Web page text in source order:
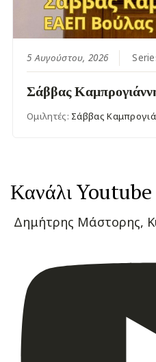
5 Αυγούστου, 2026
Σάββας
Ομιλητές: Σάββας
Κανάλι Youtube
Δημήτρης Μάστορης,